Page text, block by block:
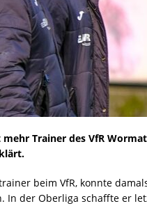
Trainer des VfR
beim VfR, konnte
der Oberliga schaffte er